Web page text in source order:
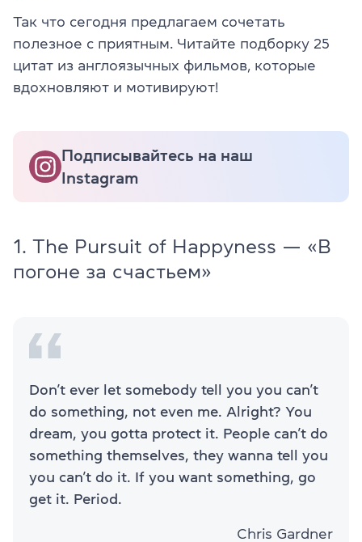
Так что сегодня предлагаем сочетать
полезное с приятным. Читайте подборку 25
цитат из англоязычных фильмов, которые
вдохновляют и мотивируют!
Подписывайтесь на наш
Instagram
1. The Pursuit of Happyness — «В
погоне за счастьем»
Don’t ever let somebody tell you you can’t
do something, not even me. Alright? You
dream, you gotta protect it. People can’t do
something themselves, they wanna tell you
you can’t do it. If you want something, go
get it. Period.
Chris Gardner